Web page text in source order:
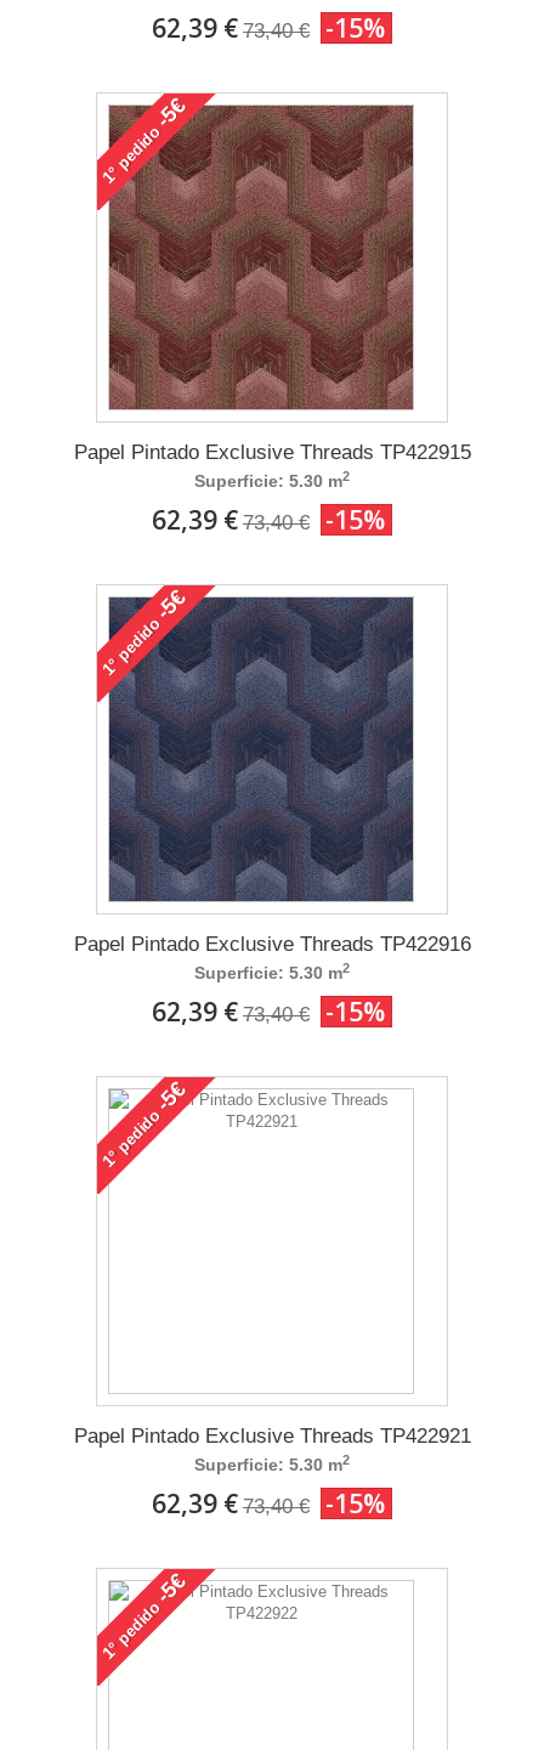
62,39 € 73,40 € -15%
1°
pedido
-5€
Papel Pintado Exclusive Threads TP422915
Superficie: 5.30 m2
62,39 € 73,40 € -15%
1°
pedido
-5€
Papel Pintado Exclusive Threads TP422916
Superficie: 5.30 m2
62,39 € 73,40 € -15%
1°
pedido
-5€
Papel Pintado Exclusive Threads TP422921
Superficie: 5.30 m2
62,39 € 73,40 € -15%
1°
pedido
-5€